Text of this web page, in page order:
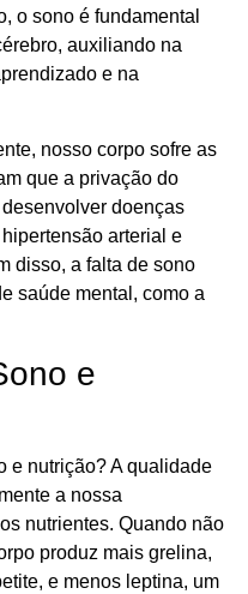
o sono é fundamental
auxiliando na
e na
nosso corpo sofre as
que a privação do
doenças
arterial e
disso, a falta de sono
saúde mental, como a
e
e nutrição? A qualidade
a nossa
nutrientes. Quando não
produz mais grelina,
e menos leptina, um